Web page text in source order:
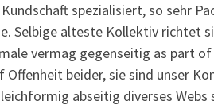
spezialisiert, so sehr
Selbige alteste Kollektiv richtet
vermag gegenseitig as part
Offenheit beider, sie sind unser
abseitig diverses